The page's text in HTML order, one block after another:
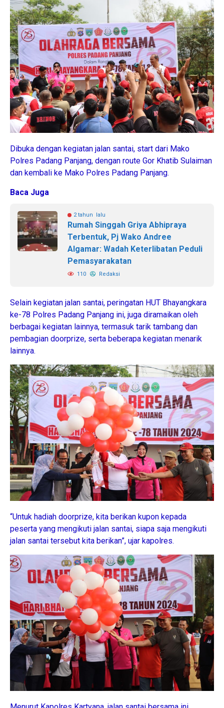
Dibuka dengan kegiatan jalan santai, start dari Mako
Polres Padang Panjang, dengan route Gor Khatib Sulaiman
dan kembali ke Mako Polres Padang Panjang.
Baca Juga
2 tahun lalu
Rumah Singgah Griya Abhipraya
Terbentuk, Pj Wako Andree
Algamar: Wadah Keterlibatan Peduli
Pemasyarakatan
110 Redaksi
Selain kegiatan jalan santai, peringatan HUT Bhayangkara
ke-78 Polres Padang Panjang ini, juga diramaikan oleh
berbagai kegiatan lainnya, termasuk tarik tambang dan
pembagian doorprize, serta beberapa kegiatan menarik
lainnya.
“Untuk hadiah doorprize, kita berikan kupon kepada
peserta yang mengikuti jalan santai, siapa saja mengikuti
jalan santai tersebut kita berikan”, ujar kapolres.